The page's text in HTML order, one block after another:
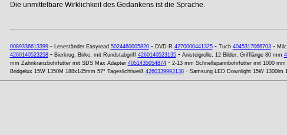
Die unmittelbare Wirklichkeit des Gedankens ist die Sprache.
0089336613399- Leseständer Easyread 5024460005820- DVD-R 4270000441325- Tuch 4045317066703-
4260140523258- Bierkrug, Birke, mit Rundstabgriff 4260140523135- Anisteigrolle, 12 Bilder, Grifflänge 80 mm
mm Zahnkranzbohrfutter mit SDS Max Adapter 4051435054874- 2-13 mm Schnellspannbohrfutter mit 1000
Bridgelux 15W 1350M 188x145mm 57° Tageslichtweiß 4260339993138- Samsung LED Downlight 15W 1300lm